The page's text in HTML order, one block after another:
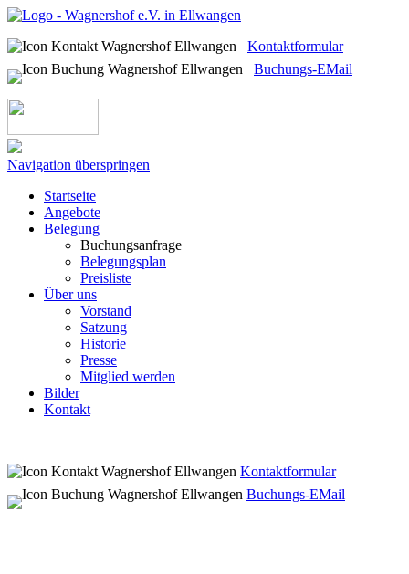
Kontaktformular
Buchungs-EMail
Navigation überspringen
Startseite
Angebote
Belegung
Buchungsanfrage
Belegungsplan
Preisliste
Über uns
Vorstand
Satzung
Historie
Presse
Mitglied werden
Bilder
Kontakt
Kontaktformular
Buchungs-EMail